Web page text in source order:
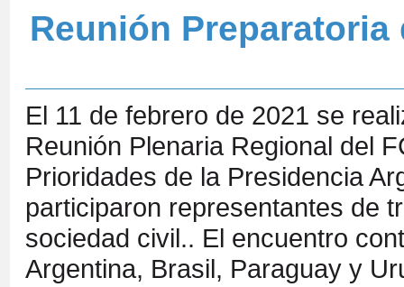
Reunión
El 11 de febrero de 2021 se
Reunión Plenaria Regional del
Prioridades de la Presidencia
participaron representantes de
sociedad civil.. El encuentro
Argentina, Brasil, Paraguay y